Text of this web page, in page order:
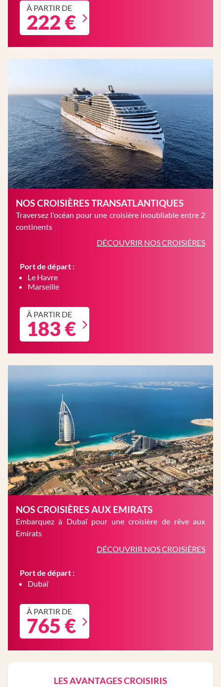
À PARTIR DE
222 €
NOS CROISIÈRES TRANSATLANTIQUES
Traversez l'océan pour une croisière inoubliable entre 2
continents
DÉCOUVRIR NOS CROISIÈRES
Port de départ :
Le Havre
Marseille
À PARTIR DE
183 €
NOS CROISIÈRES AUX EMIRATS
Embarquez à Dubaï pour une croisière de rêve aux
Emirats
DÉCOUVRIR NOS CROISIÈRES
Port de départ :
Dubaï
À PARTIR DE
765 €
LES AVANTAGES CROISIRIS